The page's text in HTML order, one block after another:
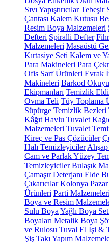
Sıvı Yapıştırıcılar Tebeşir
Çantası Kalem Kutusu
Resim Boya Malzemeleri
Defteri Spiralli Defter
Malzemeleri Masaüstü
Kırtasiye Seti Kalem ve
Para Makineleri Para
Ofis Sarf Ürünleri Evrak
Makineleri Barkod
Ekipmanları Temizlik
Ovma Teli Tüy Toplama
Süpürge Temizlik Bezleri
Kâğıt Havlu Tuvalet
Malzemeleri Tuvalet
Kireç ve Pas Çözücüler
Halı Temizleyiciler
Cam ve Parlak Yüzey
Temizleyiciler Bulaşık
Çamaşır Deterjanı Elde
Çıkarıcılar Kolonya
Ürünleri Parti Malzemeleri
Boya ve Resim
Sulu Boya Yağlı Boya
Boyaları Metalik Boya
ve Rulosu Tuval El İşi &
Şiş Takı Yapım